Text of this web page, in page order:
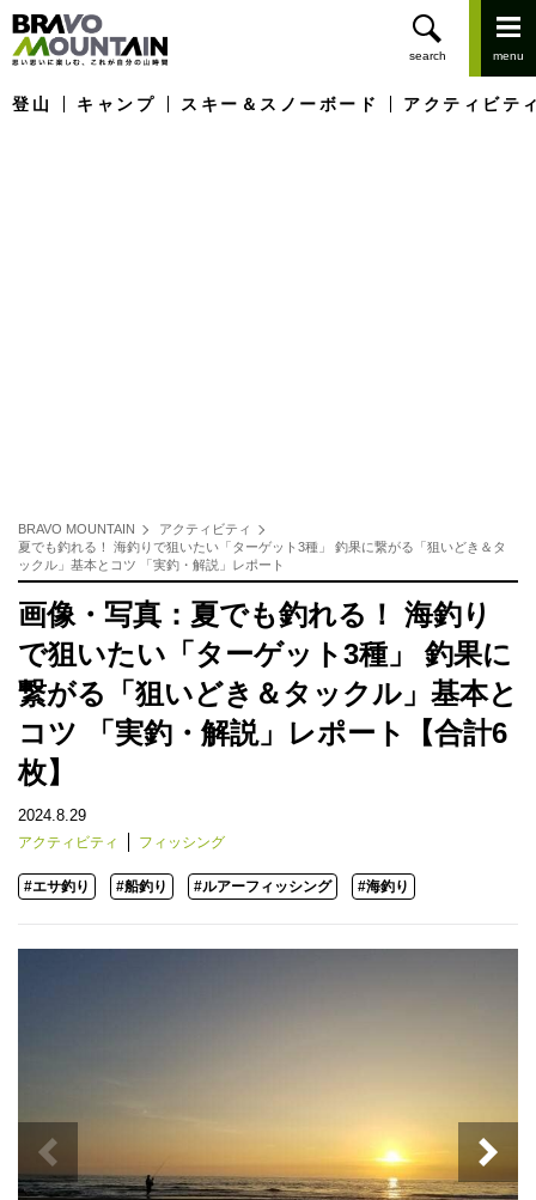
登山 キャンプ スキー＆スノーボード アクティビテ
BRAVO MOUNTAIN
アクティビティ
夏でも釣れる！ 海釣りで狙いたい「ターゲット3種」 釣果に繋がる「狙いどき＆タ
ックル」基本とコツ 「実釣・解説」レポート
画像・写真：夏でも釣れる！ 海釣り
で狙いたい「ターゲット3種」 釣果に
繋がる「狙いどき＆タックル」基本と
コツ 「実釣・解説」レポート【合計6
枚】
2024.8.29
アクティビティ フィッシング
#エサ釣り #船釣り #ルアーフィッシング #海釣り